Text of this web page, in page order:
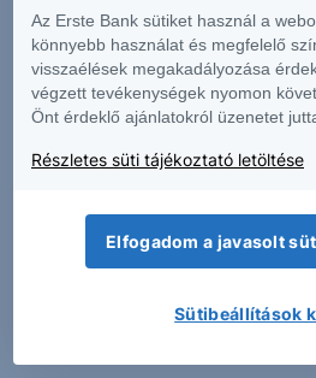
teljesítmény
devizaárfolyam-
ellenszelet
A tartalom olvasásáhozbe
Ha nincs még fiókja,
Az Erste Bank sütiket használ a
könnyebb használat és megfelelő
visszaélések megakadályozása
végzett tevékenységek nyomon
Önt érdeklő ajánlatokról üzenetet
Részletes süti tájékoztató letöltése
Elfogadom a javasolt
Sütibeállítások